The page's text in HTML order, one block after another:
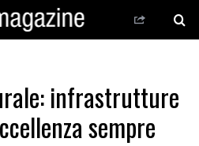
infrastrutture
sempre